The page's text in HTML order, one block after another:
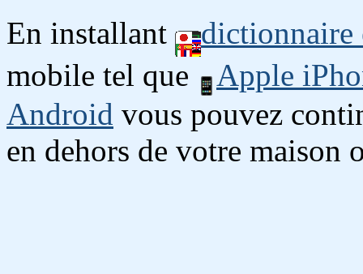
En installant
mobile tel que
Apple
Android vous pouvez
en dehors de votre maison